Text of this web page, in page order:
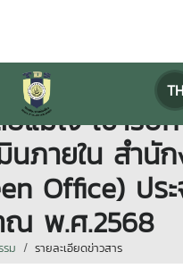
TH
ารท่องเที่ยว
แม่โจ้ เข้ารับ
นภายใน สำนั
Office) ปร
ณ พ.ศ.2568
รม รายละเอียดข่าวสาร